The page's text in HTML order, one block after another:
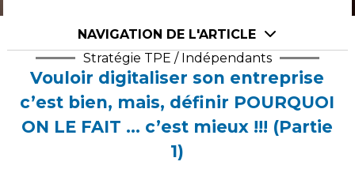
NAVIGATION DE L'ARTICLE
Stratégie TPE / Indépendants
Vouloir digitaliser son entreprise
c’est bien, mais, définir POURQUOI
ON LE FAIT … c’est mieux !!! (Partie
1)